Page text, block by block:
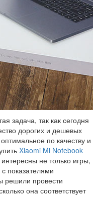
задача, так как сегодня
дорогих и дешевых
по качеству и
Xiaomi Mi Notebook
не только игры,
показателями
решили провести
она соответствует